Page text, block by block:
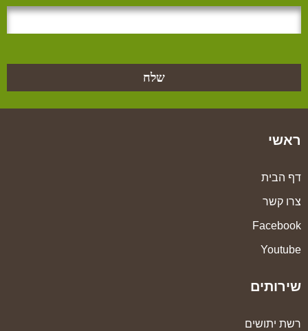
שלח
ראשי
דף הבית
צרו קשר
Facebook
Youtube
שירותים
רשת יתושים